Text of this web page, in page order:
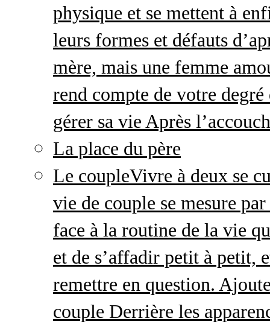
physique et se mettent à
leurs formes et défauts
mère, mais une femme
rend compte de votre
gérer sa vie Après
La place du père
Le coupleVivre à deux se
vie de couple se mesure
face à la routine de la vie
et de s’affadir petit à petit,
remettre en question.
couple Derrière les